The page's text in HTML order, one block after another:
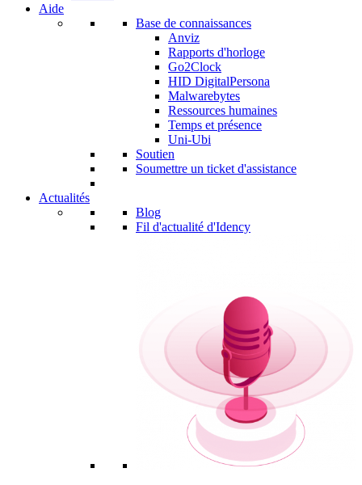
Aide
Base de connaissances
Anviz
Rapports d'horloge
Go2Clock
HID DigitalPersona
Malwarebytes
Ressources humaines
Temps et présence
Uni-Ubi
Soutien
Soumettre un ticket d'assistance
Actualités
Blog
Fil d'actualité d'Idency